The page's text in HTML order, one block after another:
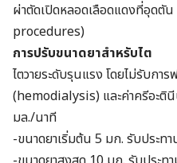
ผ่าตัดเปิดหลอดเลือดแดงที่อุด
procedures)
การปรับขนาดยาสำหรับไต
ไตวายระดับรุนแรง โดยไม่รับกา
(hemodialysis) และค่าครีอะติ
มล./นาที
-ขนาดยาเริ่มต้น 5 มก. รับประท